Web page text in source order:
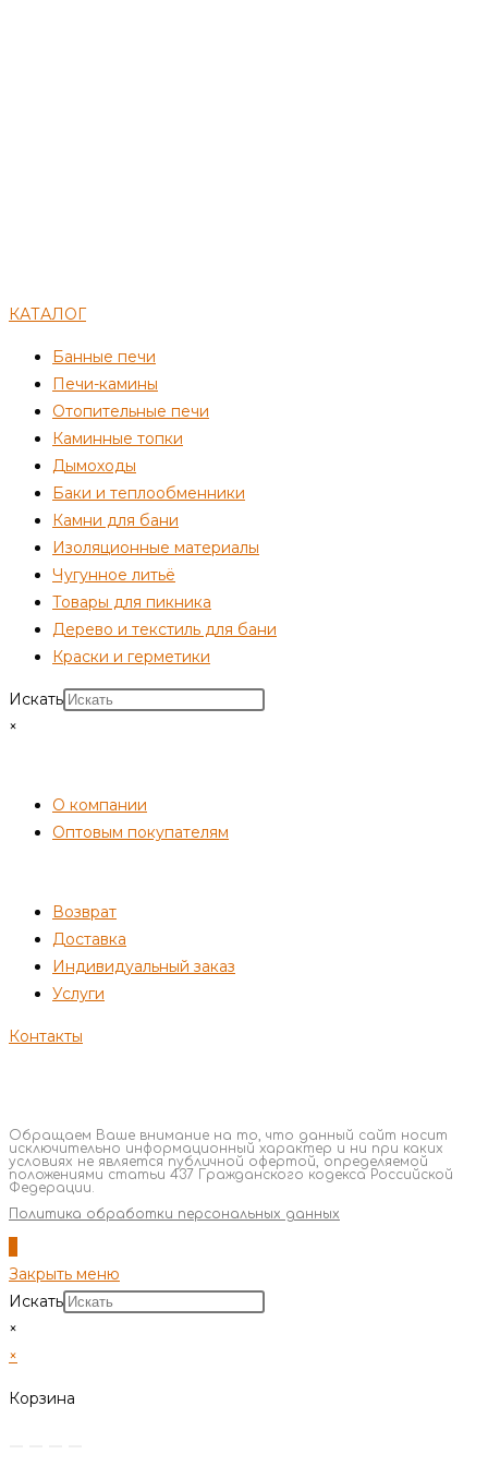
КАТАЛОГ
Банные печи
Печи-камины
Отопительные печи
Каминные топки
Дымоходы
Баки и теплообменники
Камни для бани
Изоляционные материалы
Чугунное литьё
Товары для пикника
Дерево и текстиль для бани
Краски и герметики
Искать
×
О компании
Оптовым покупателям
Возврат
Доставка
Индивидуальный заказ
Услуги
Контакты
Обращаем Ваше внимание на то, что данный сайт носит
исключительно информационный характер и ни при каких
условиях не является публичной офертой, определяемой
положениями статьи 437 Гражданского кодекса Российской
Федерации.
Политика обработки персональных данных
Закрыть меню
Искать
×
×
Корзина